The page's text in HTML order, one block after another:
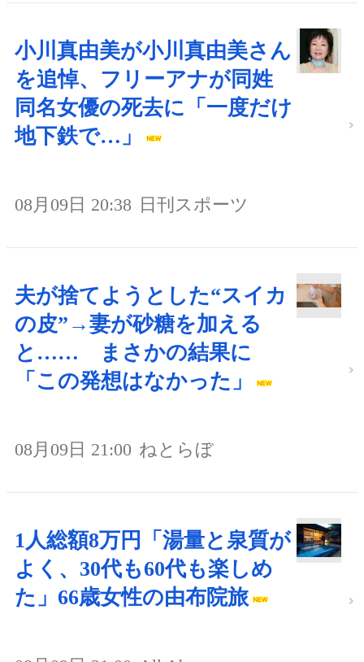
小川真由美が小川真由美さん
を追悼、フリーアナが同姓
同名女優の死去に「一度だけ
地下鉄で…」
08月09日 20:38 日刊スポーツ
夫が捨てようとした“スイカ
の皮”→妻が砂糖を加える
と…… まさかの結果に
「この発想はなかった」
08月09日 21:00 ねとらぼ
1人総額8万円「湯量と泉質が
よく、30代も60代も楽しめ
た」66歳女性の由布院旅